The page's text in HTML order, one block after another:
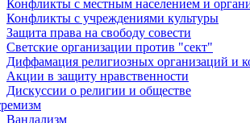
Конфликты с местным населением и
Конфликты с учреждениями культуры
Защита права на свободу совести
Светские организации против "сект"
Диффамация религиозных организаций и
Акции в защиту нравственности
Дискуссии о религии и обществе
Вандализм